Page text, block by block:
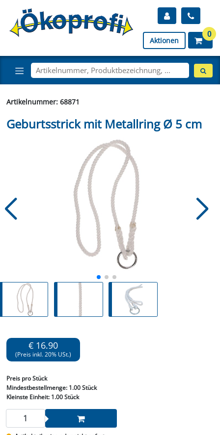
Aktionen
0
Artikelnummer: 68871
Geburtsstrick mit Metallring Ø 5 cm
€ 16.90
(Preis inkl. 20% USt.)
Preis pro Stück
Mindestbestellmenge: 1.00 Stück
Kleinste Einheit:1.00 Stück